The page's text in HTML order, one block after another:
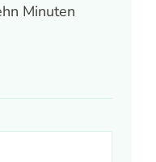
Minuten